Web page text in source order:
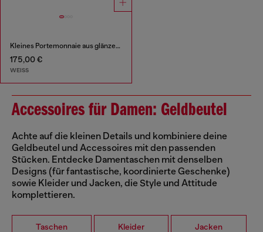
Kleines Portemonnaie aus glänzendem Leder
175,00 €
WEISS
Accessoires für Damen: Geldbeutel
Achte auf die kleinen Details und kombiniere deine
Geldbeutel und Accessoires mit den passenden
Stücken. Entdecke Damentaschen mit denselben
Designs (für fantastische, koordinierte Geschenke)
sowie Kleider und Jacken, die Style und Attitude
komplettieren.
Taschen Kleider Jacken